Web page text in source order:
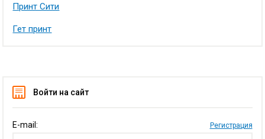
Принт Сити
Гет принт
Войти на сайт
E-mail: Регистрация